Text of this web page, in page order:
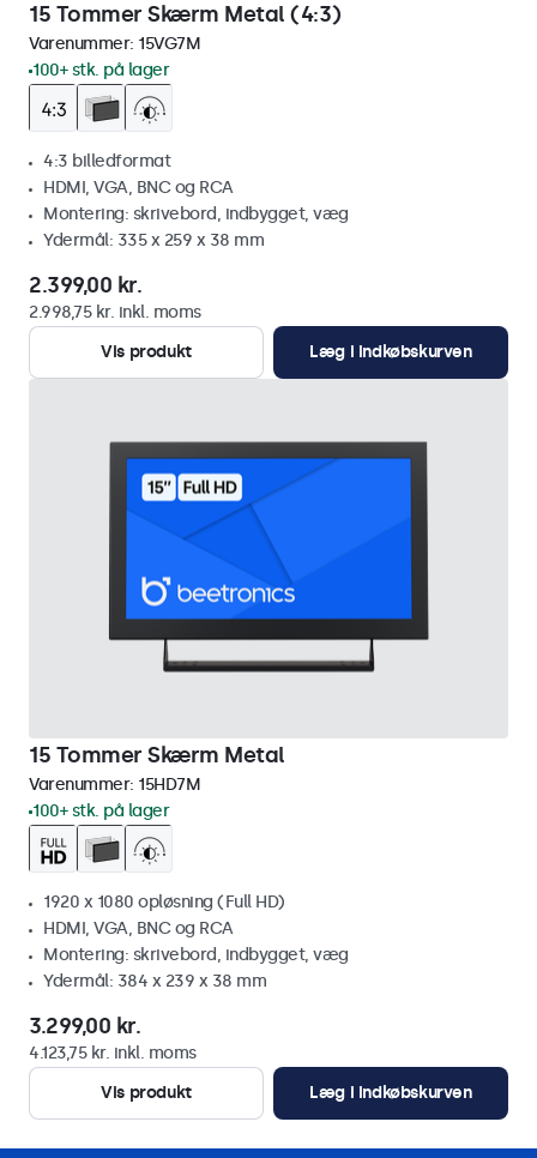
15 Tommer Skærm Metal (4:3)
Varenummer: 15VG7M
100+ stk. på lager
4:3 billedformat
HDMI, VGA, BNC og RCA
Montering: skrivebord, indbygget, væg
Ydermål: 335 x 259 x 38 mm
2.399,00 kr.
2.998,75 kr. inkl. moms
Vis produkt
Læg i indkøbskurven
15 Tommer Skærm Metal
Varenummer: 15HD7M
100+ stk. på lager
1920 x 1080 opløsning (Full HD)
HDMI, VGA, BNC og RCA
Montering: skrivebord, indbygget, væg
Ydermål: 384 x 239 x 38 mm
3.299,00 kr.
4.123,75 kr. inkl. moms
Vis produkt
Læg i indkøbskurven